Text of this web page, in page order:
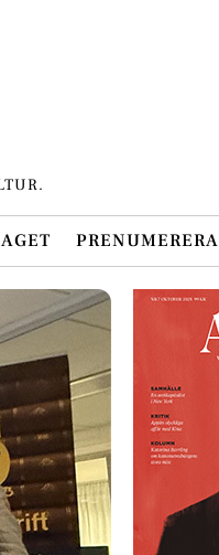
PRENUMERERA